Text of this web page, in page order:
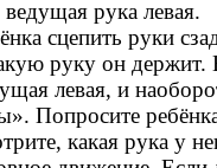
рука левая.
сцепить руки
руку он держит.
левая, и
Попросите
какая рука у